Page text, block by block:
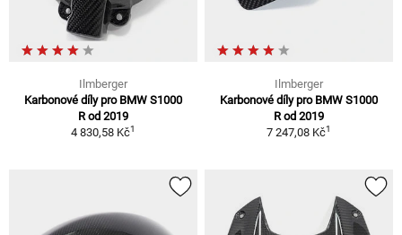
Ilmberger
Karbonové díly pro BMW S1000
R od 2019
4 830,58 Kč1
Ilmberger
Karbonové díly pro BMW S1000
R od 2019
7 247,08 Kč1